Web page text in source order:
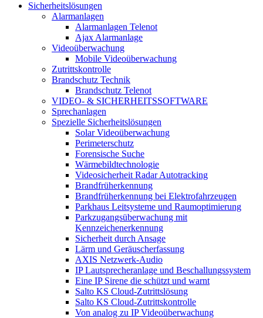
Sicherheitslösungen
Alarmanlagen
Alarmanlagen Telenot
Ajax Alarmanlage
Videoüberwachung
Mobile Videoüberwachung
Zutrittskontrolle
Brandschutz Technik
Brandschutz Telenot
VIDEO- & SICHERHEITSSOFTWARE
Sprechanlagen
Spezielle Sicherheitslösungen
Solar Videoüberwachung
Perimeterschutz
Forensische Suche
Wärmebildtechnologie
Videosicherheit Radar Autotracking​
Brandfrüherkennung
Brandfrüherkennung bei Elektrofahrzeugen
Parkhaus Leitsysteme und Raumoptimierung
Parkzugangsüberwachung mit
Kennzeichenerkennung
Sicherheit durch Ansage
Lärm und Geräuscherfassung
AXIS Netzwerk-Audio
IP Lautsprecheranlage und Beschallungssystem
Eine IP Sirene die schützt und warnt
Salto KS Cloud-Zutrittslösung
Salto KS Cloud-Zutrittskontrolle
Von analog zu IP Videoüberwachung